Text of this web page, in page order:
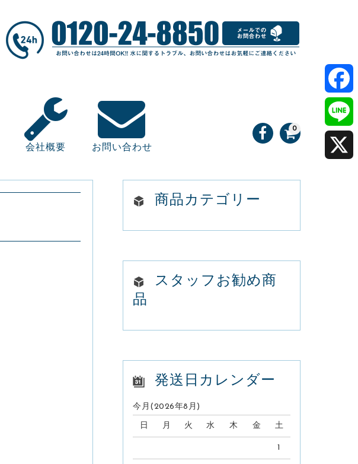
0
会社概要 お問い合わせ
商品カテゴリー
スタッフお勧め商
品
発送日カレンダー
今月(2026年8月)
日 月 火 水 木 金 土
1
F
a
L